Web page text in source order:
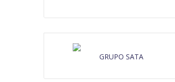
GRUPO SATA